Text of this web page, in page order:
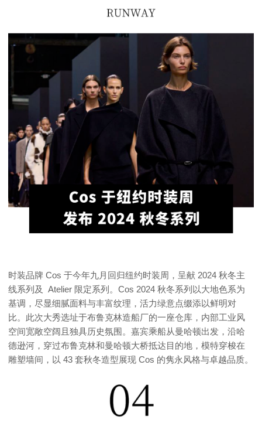
时装品牌 Cos 于今年九月回归纽约时装周，呈献 2024 秋冬主
线系列及 Atelier 限定系列。Cos 2024 秋冬系列以大地色系为
基调，尽显细腻面料与丰富纹理，活力绿意点缀添以鲜明对
比。此次大秀选址于布鲁克林造船厂的一座仓库，内部工业风
空间宽敞空阔且独具历史氛围。嘉宾乘船从曼哈顿出发，沿哈
德逊河，穿过布鲁克林和曼哈顿大桥抵达目的地，模特穿梭在
雕塑墙间，以 43 套秋冬造型展现 Cos 的隽永风格与卓越品质。